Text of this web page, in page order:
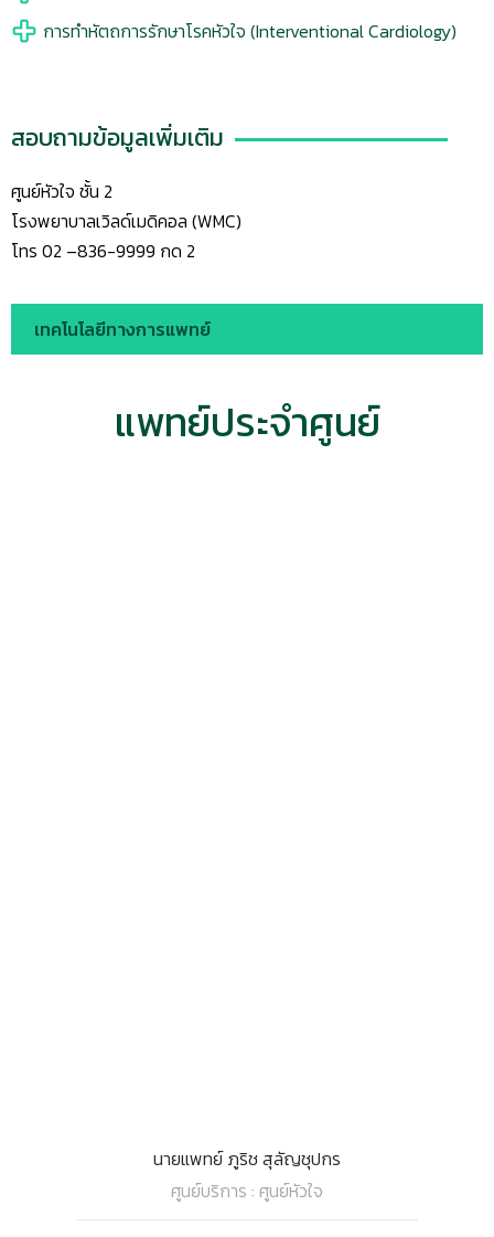
การทำหัตถการรักษาโรคหัวใจ (Interventional Cardiology)
สอบถามข้อมูลเพิ่มเติม
ศูนย์หัวใจ ชั้น 2
โรงพยาบาลเวิลด์เมดิคอล (WMC)
โทร 02 –836-9999 กด 2
เทคโนโลยีทางการแพทย์
แพทย์ประจำศูนย์
นายแพทย์ ภูริช สุลัญชุปกร
ศูนย์บริการ : ศูนย์หัวใจ